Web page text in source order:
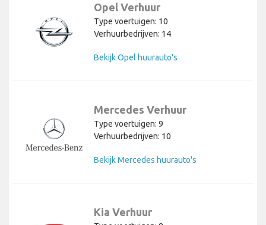
Opel Verhuur
Type voertuigen: 10
Verhuurbedrijven: 14
Bekijk Opel huurauto's
Mercedes Verhuur
Type voertuigen: 9
Verhuurbedrijven: 10
Bekijk Mercedes huurauto's
Kia Verhuur